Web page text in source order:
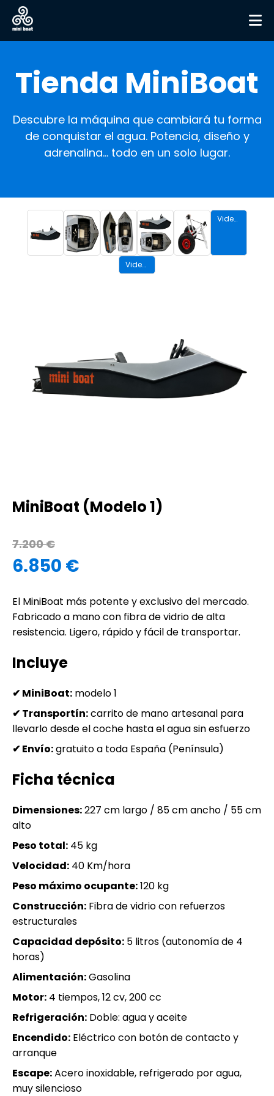
Tienda MiniBoat
Descubre la máquina que cambiará tu forma
de conquistar el agua. Potencia, diseño y
adrenalina… todo en un solo lugar.
Video 1
Video 2
MiniBoat (Modelo 1)
7.200 €
6.850 €
El MiniBoat más potente y exclusivo del mercado.
Fabricado a mano con fibra de vidrio de alta
resistencia. Ligero, rápido y fácil de transportar.
Incluye
✔ MiniBoat: modelo 1
✔ Transportín:carrito de mano artesanal para
llevarlo desde el coche hasta el agua sin esfuerzo
✔ Envío:gratuito a toda España (Península)
Ficha técnica
Dimensiones:227 cm largo / 85 cm ancho / 55 cm
alto
Peso total: 45 kg
Velocidad: 40 Km/hora
Peso máximo ocupante:120 kg
Construcción: Fibra de vidrio con refuerzos
estructurales
Capacidad depósito: 5 litros (autonomía de 4
horas)
Alimentación:Gasolina
Motor: 4 tiempos, 12 cv, 200 cc
Refrigeración: Doble: agua y aceite
Encendido: Eléctrico con botón de contacto y
arranque
Escape:Acero inoxidable, refrigerado por agua,
muy silencioso